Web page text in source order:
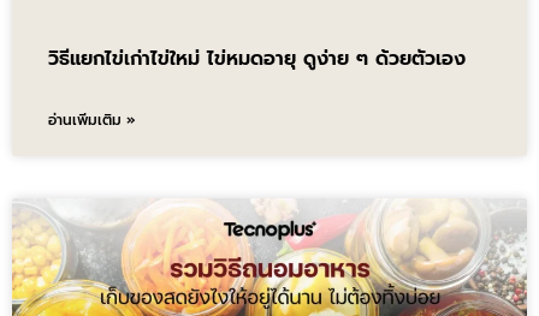
วิธีแยกไข่เก่าไข่ใหม่ ไข่หมดอายุ ดูง่าย ๆ ด้วยตัวเอง
อ่านเพิ่มเติม »